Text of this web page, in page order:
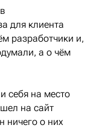
для клиента
разработчики и,
а о чём
себя на место
на сайт
ничего о них